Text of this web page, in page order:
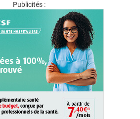
Publicités :